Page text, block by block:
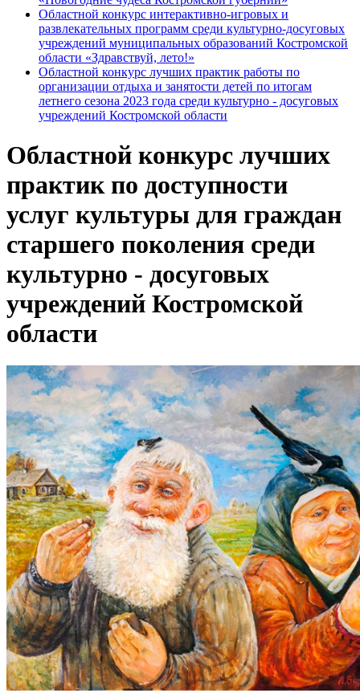
Областной конкурс интерактивно-игровых и
развлекательных программ среди культурно-досуговых
учреждений муниципальных образований Костромской
области «Здравствуй, лето!»
Областной конкурс лучших практик работы по
организации отдыха и занятости детей по итогам
летнего сезона 2023 года среди культурно - досуговых
учреждений Костромской области
Областной конкурс лучших
практик по доступности
услуг культуры для граждан
старшего поколения среди
культурно - досуговых
учреждений Костромской
области